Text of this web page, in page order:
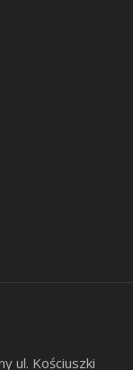
ul. Kościuszki